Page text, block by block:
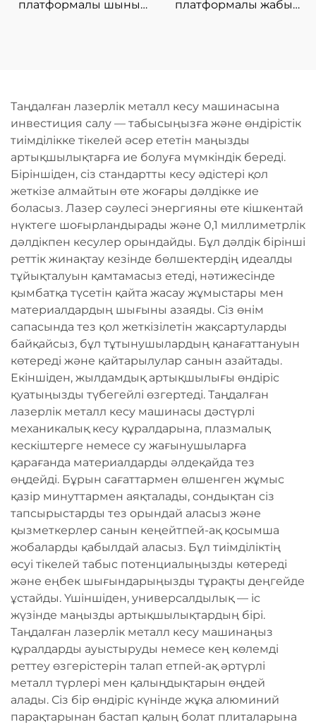
платформалы шыны
платформалы жабық
Таңдалған лазерлік металл кесу машинасына
инвестиция салу — табысыңызға және өндірістік
тиімділікке тікелей әсер ететін маңызды
артықшылықтарға ие болуға мүмкіндік береді.
Біріншіден, сіз стандартты кесу әдістері қол
жеткізе алмайтын өте жоғары дәлдікке ие
боласыз. Лазер сәулесі энергияны өте кішкентай
нүктеге шоғырландырады және 0,1 миллиметрлік
дәлдікпен кесулер орындайды. Бұл дәлдік бірінші
реттік жинақтау кезінде бөлшектердің идеалды
тұйықталуын қамтамасыз етеді, нәтижесінде
қымбатқа түсетін қайта жасау жұмыстары мен
материалдардың шығыны азаяды. Сіз өнім
сапасында тез қол жеткізілетін жақсартуларды
байқайсыз, бұл тұтынушылардың қанағаттануын
көтереді және қайтарылулар санын азайтады.
Екіншіден, жылдамдық артықшылығы өндіріс
қуатыңызды түбегейлі өзгертеді. Таңдалған
лазерлік металл кесу машинасы дәстүрлі
механикалық кесу құралдарына, плазмалық
кескіштерге немесе су жағынушыларға
қарағанда материалдарды әлдеқайда тез
өңдейді. Бұрын сағаттармен өлшенген жұмыс
қазір минуттармен аяқталады, сондықтан сіз
тапсырыстарды тез орындай аласыз және
қызметкерлер санын кеңейтпей-ақ қосымша
жобаларды қабылдай аласыз. Бұл тиімділіктің
өсуі тікелей табыс потенциалыңызды көтереді
және еңбек шығындарыңызды тұрақты деңгейде
ұстайды. Үшіншіден, универсалдылық — іс
жүзінде маңызды артықшылықтардың бірі.
Таңдалған лазерлік металл кесу машинаңыз
құралдарды ауыстыруды немесе кең көлемді
реттеу өзгерістерін талап етпей-ақ әртүрлі
металл түрлері мен қалыңдықтарын өңдей
алады. Сіз бір өндіріс күнінде жұқа алюминий
парақтарынан бастап қалың болат плиталарына